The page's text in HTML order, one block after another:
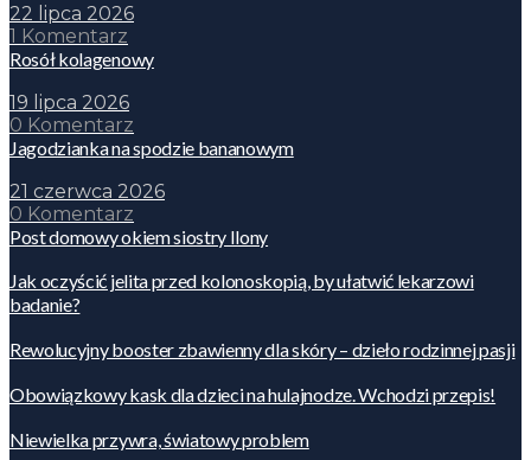
22 lipca 2026
1 Komentarz
Rosół kolagenowy
19 lipca 2026
0 Komentarz
Jagodzianka na spodzie bananowym
21 czerwca 2026
0 Komentarz
Post domowy okiem siostry Ilony
Jak oczyścić jelita przed kolonoskopią, by ułatwić lekarzowi
badanie?
Rewolucyjny booster zbawienny dla skóry – dzieło rodzinnej pasji
Obowiązkowy kask dla dzieci na hulajnodze. Wchodzi przepis!
Niewielka przywra, światowy problem